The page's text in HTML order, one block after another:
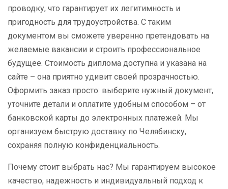
проводку, что гарантирует их легитимность и
пригодность для трудоустройства. С таким
документом вы сможете уверенно претендовать на
желаемые вакансии и строить профессиональное
будущее. Стоимость диплома доступна и указана на
сайте – она приятно удивит своей прозрачностью.
Оформить заказ просто: выберите нужный документ,
уточните детали и оплатите удобным способом – от
банковской карты до электронных платежей. Мы
организуем быструю доставку по Челябинску,
сохраняя полную конфиденциальность.
Почему стоит выбрать нас? Мы гарантируем высокое
качество, надежность и индивидуальный подход к